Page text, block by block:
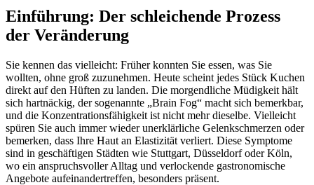
Einführung: Der schleichende Prozess
der Veränderung
Sie kennen das vielleicht: Früher konnten Sie essen, was Sie
wollten, ohne groß zuzunehmen. Heute scheint jedes Stück Kuchen
direkt auf den Hüften zu landen. Die morgendliche Müdigkeit hält
sich hartnäckig, der sogenannte „Brain Fog“ macht sich bemerkbar,
und die Konzentrationsfähigkeit ist nicht mehr dieselbe. Vielleicht
spüren Sie auch immer wieder unerklärliche Gelenkschmerzen oder
bemerken, dass Ihre Haut an Elastizität verliert. Diese Symptome
sind in geschäftigen Städten wie Stuttgart, Düsseldorf oder Köln,
wo ein anspruchsvoller Alltag und verlockende gastronomische
Angebote aufeinandertreffen, besonders präsent.